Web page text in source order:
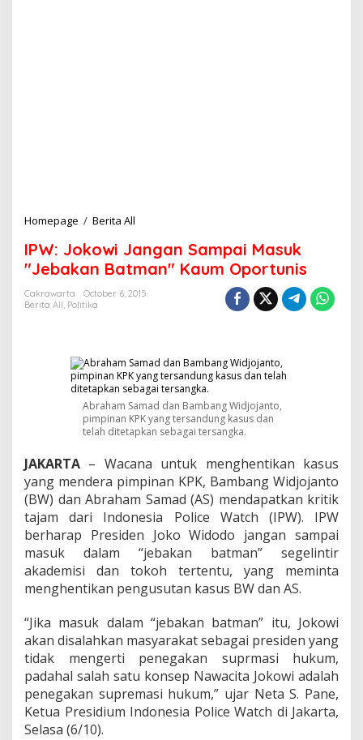
Homepage / Berita All
W
:
J
o
J
a
n
g
a
n
a
m
p
a
i
M
a
s
u
k
J
e
b
a
a
n
IPW: Jokowi Jangan Sampai Masuk
"Jebakan Batman" Kaum Oportunis
Cakrawarta
October 6, 2015
Berita All, Politika
Abraham Samad dan Bambang Widjojanto,
pimpinan KPK yang tersandung kasus dan
telah ditetapkan sebagai tersangka.
JAKARTA – Wacana untuk menghentikan kasus
yang mendera pimpinan KPK, Bambang Widjojanto
(BW) dan Abraham Samad (AS) mendapatkan kritik
tajam dari Indonesia Police Watch (IPW). IPW
berharap Presiden Joko Widodo jangan sampai
masuk dalam “jebakan batman” segelintir
akademisi dan tokoh tertentu, yang meminta
menghentikan pengusutan kasus BW dan AS.
“Jika masuk dalam “jebakan batman” itu, Jokowi
akan disalahkan masyarakat sebagai presiden yang
tidak mengerti penegakan suprmasi hukum,
padahal salah satu konsep Nawacita Jokowi adalah
penegakan supremasi hukum,” ujar Neta S. Pane,
Ketua Presidium Indonesia Police Watch di Jakarta,
Selasa (6/10).